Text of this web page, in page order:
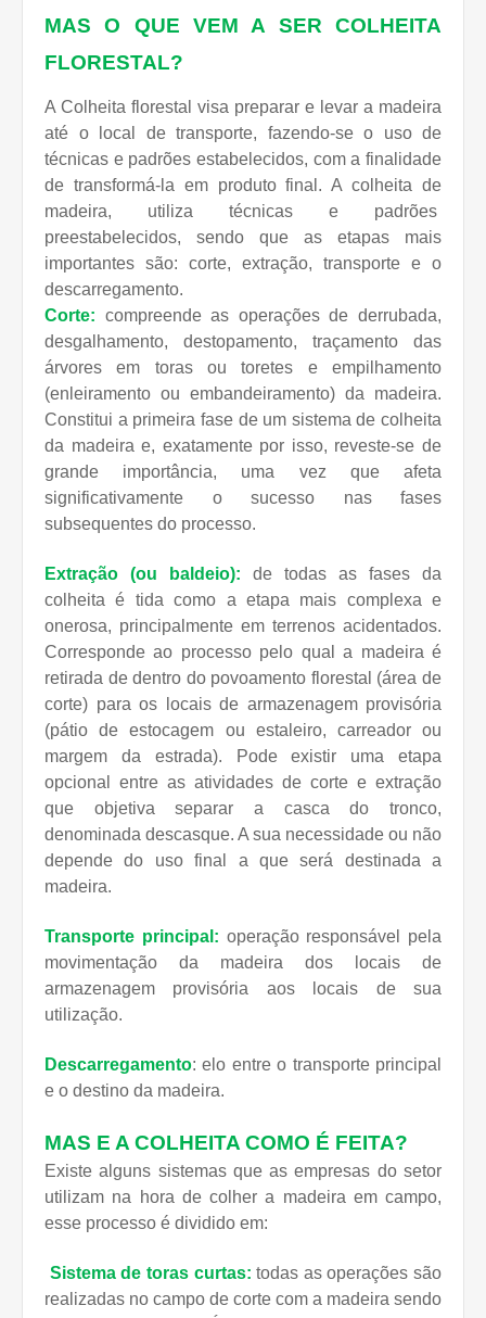
MAS O QUE VEM A SER COLHEITA
FLORESTAL?
A Colheita florestal visa preparar e levar a madeira
até o local de transporte, fazendo-se o uso de
técnicas e padrões estabelecidos, com a finalidade
de transformá-la em produto final. A colheita de
madeira, utiliza técnicas e padrões
preestabelecidos, sendo que as etapas mais
importantes são: corte, extração, transporte e o
descarregamento.
Corte: compreende as operações de derrubada,
desgalhamento, destopamento, traçamento das
árvores em toras ou toretes e empilhamento
(enleiramento ou embandeiramento) da madeira.
Constitui a primeira fase de um sistema de colheita
da madeira e, exatamente por isso, reveste-se de
grande importância, uma vez que afeta
significativamente o sucesso nas fases
subsequentes do processo.
Extração (ou baldeio):
de todas as fases da
colheita é tida como a etapa mais complexa e
onerosa, principalmente em terrenos acidentados.
Corresponde ao processo pelo qual a madeira é
retirada de dentro do povoamento florestal (área de
corte) para os locais de armazenagem provisória
(pátio de estocagem ou estaleiro, carreador ou
margem da estrada). Pode existir uma etapa
opcional entre as atividades de corte e extração
que objetiva separar a casca do tronco,
denominada descasque. A sua necessidade ou não
depende do uso final a que será destinada a
madeira.
Transporte principal: operação responsável pela
movimentação da madeira dos locais de
armazenagem provisória aos locais de sua
utilização.
Descarregamento: elo entre o transporte principal
e o destino da madeira.
MAS E A COLHEITA COMO É FEITA?
Existe alguns sistemas que as empresas do setor
utilizam na hora de colher a madeira em campo,
esse processo é dividido em:
Sistema de toras curtas: todas as operações são
realizadas no campo de corte com a madeira sendo